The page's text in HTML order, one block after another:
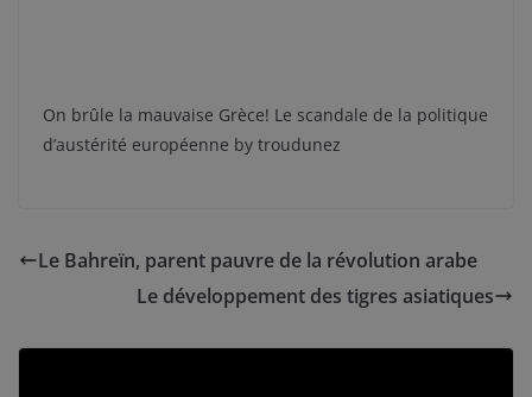
On brûle la mauvaise Grèce! Le scandale de la politique
d’austérité européenne by troudunez
Le Bahreïn, parent pauvre de la révolution arabe
Le développement des tigres asiatiques